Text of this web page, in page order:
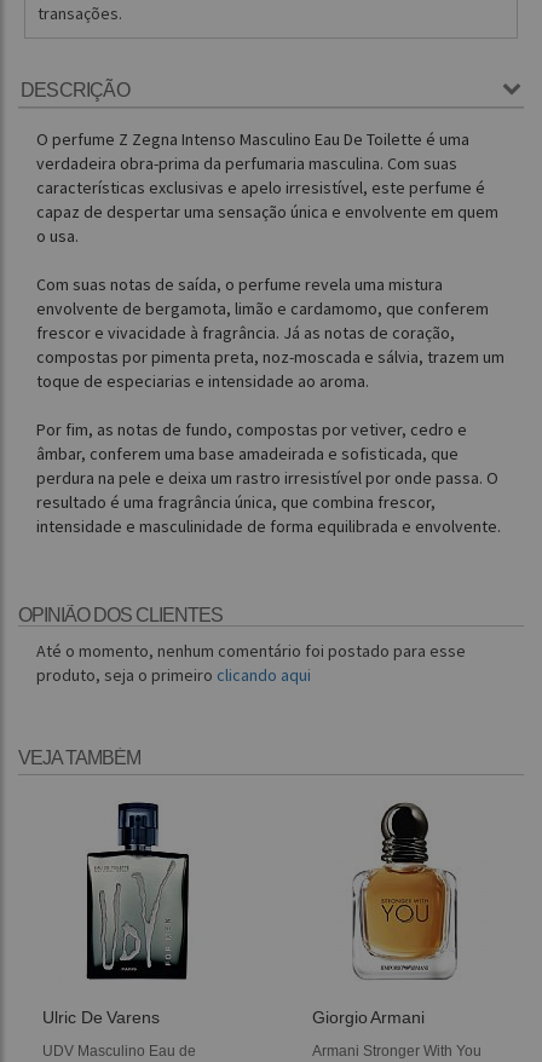
transações.
DESCRIÇÃO
O perfume Z Zegna Intenso Masculino Eau De Toilette é uma
verdadeira obra-prima da perfumaria masculina. Com suas
características exclusivas e apelo irresistível, este perfume é
capaz de despertar uma sensação única e envolvente em quem
o usa.
Com suas notas de saída, o perfume revela uma mistura
envolvente de bergamota, limão e cardamomo, que conferem
frescor e vivacidade à fragrância. Já as notas de coração,
compostas por pimenta preta, noz-moscada e sálvia, trazem um
toque de especiarias e intensidade ao aroma.
Por fim, as notas de fundo, compostas por vetiver, cedro e
âmbar, conferem uma base amadeirada e sofisticada, que
perdura na pele e deixa um rastro irresistível por onde passa. O
resultado é uma fragrância única, que combina frescor,
intensidade e masculinidade de forma equilibrada e envolvente.
OPINIÃO DOS CLIENTES
Até o momento, nenhum comentário foi postado para esse
produto, seja o primeiro clicando aqui
VEJA TAMBÉM
Ulric De Varens
UDV Masculino Eau de
Giorgio Armani
Armani Stronger With You